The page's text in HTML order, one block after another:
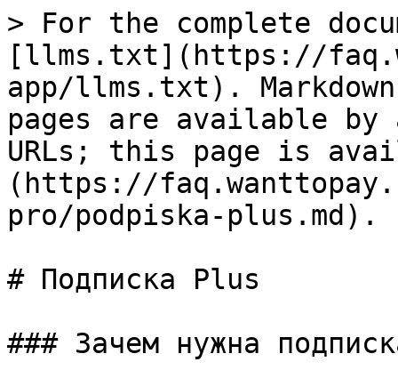
> For the complete
[llms.txt](https://
app/llms.txt).
pages are available by
URLs; this page is
(https://
pro/podpiska-plus.md).
# Подписка Plus
### Зачем нужна